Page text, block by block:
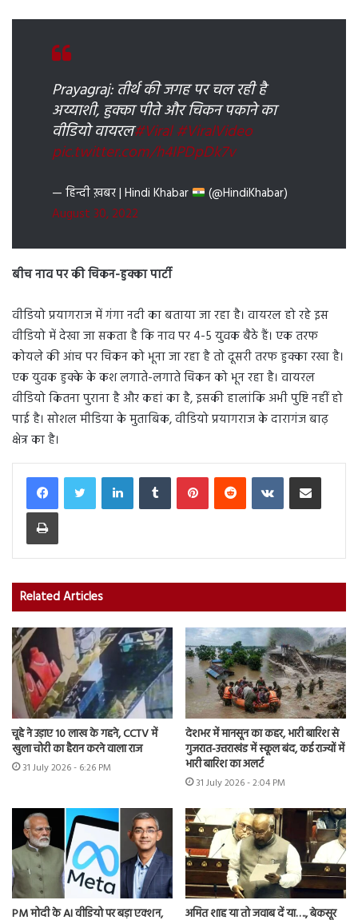
Prayagraj: तीर्थ की जगह पर चल रही है
अय्याशी, हुक्का पीते और चिकन पकाने का
वीडियो वायरल#Viral #ViralVideo
pic.twitter.com/h4IPDpDk7v
— हिन्दी ख़बर | Hindi Khabar
(@HindiKhabar)
August 30, 2022
बीच नाव पर की चिकन-हुक्का पार्टी
वीडियो प्रयागराज में गंगा नदी का बताया जा रहा है। वायरल हो रहे इस
वीडियो में देखा जा सकता है कि नाव पर 4-5 युवक बैठे हैं। एक तरफ
कोयले की आंच पर चिकन को भूना जा रहा है तो दूसरी तरफ हुक्का रखा है।
एक युवक हुक्के के कश लगाते-लगाते चिकन को भून रहा है। वायरल
वीडियो कितना पुराना है और कहां का है, इसकी हालांकि अभी पुष्टि नहीं हो
पाई है। सोशल मीडिया के मुताबिक, वीडियो प्रयागराज के दारागंज बाढ़
क्षेत्र का है।
LinkedInTumblr PinterestReddit VKontakteShare via Email
Print
Related Articles
चूहे ने उड़ाए 10 लाख के गहने, CCTV में
खुला चोरी का हैरान करने वाला राज
31 July 2026 - 6:26 PM
देशभर में मानसून का कहर, भारी बारिश से
गुजरात-उत्तराखंड में स्कूल बंद, कई राज्यों में
भारी बारिश का अलर्ट
31 July 2026 - 2:04 PM
PM मोदी के AI वीडियो पर बड़ा एक्शन,
अमित शाह या तो जवाब दें या…., बेकसूर